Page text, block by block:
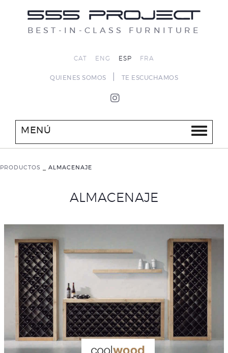
BEST-IN-CLASS FURNITURE
CAT ENG ESP FRA
QUIENES SOMOS TE ESCUCHAMOS
MENÚ
PRODUCTOS ALMACENAJE
ALMACENAJE